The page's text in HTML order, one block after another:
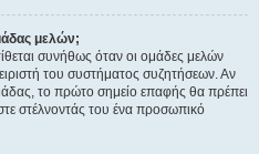
μελών;
συνήθως όταν οι ομάδες μελών
του συστήματος συζητήσεων. Αν
το πρώτο σημείο επαφής θα πρέπει
στέλνοντάς του ένα προσωπικό